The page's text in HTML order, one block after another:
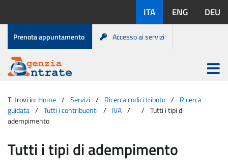
contenuto
disponibili:
ITA ENG DEU
Menu
di
servizio
Prenota appuntamento Accesso ai servizi
Agenzia
Entrate
Apri
menu
principale
Ti trovi in: Home Servizi Ricerca codici tributo
Ricerca
guidata
Tutti i contribuenti IVA
Tutti i tipi di
adempimento
Tutti i tipi di adempimento